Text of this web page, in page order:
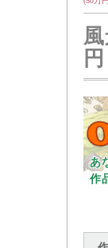
あ
作